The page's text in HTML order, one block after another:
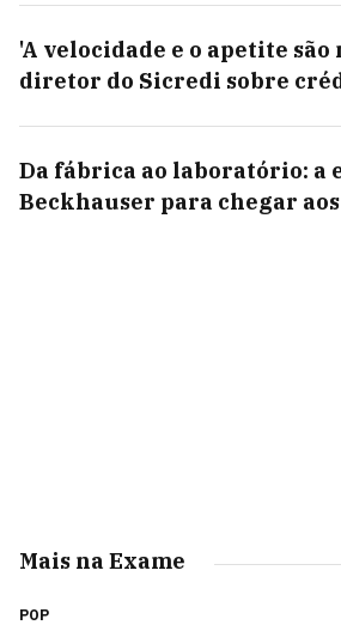
'A velocidade e o apetite são
diretor do Sicredi sobre
Da fábrica ao laboratório: a
Beckhauser para chegar
Mais na Exame
POP